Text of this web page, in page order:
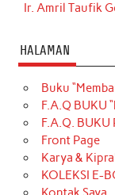
Ir. Amril Taufik
HALAMAN
Buku
F.A.Q BUKU
F.A.Q. BUKU
Front Page
Karya &
KOLEKSI E-